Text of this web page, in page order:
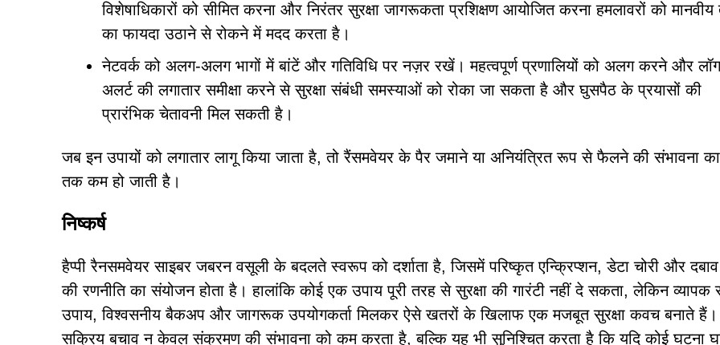
विशेषाधिकारों को सीमित करना और निरंतर सुरक्षा जागरूकता प्रशिक्षण आयोजित करना हमलावरों को मानवीय
का फायदा उठाने से रोकने में मदद करता है।
नेटवर्क को अलग-अलग भागों में बांटें और गतिविधि पर नज़र रखें। महत्वपूर्ण प्रणालियों को अलग करने और
अलर्ट की लगातार समीक्षा करने से सुरक्षा संबंधी समस्याओं को रोका जा सकता है और घुसपैठ के प्रयासों की
प्रारंभिक चेतावनी मिल सकती है।
जब इन उपायों को लगातार लागू किया जाता है, तो रैंसमवेयर के पैर जमाने या अनियंत्रित रूप से फैलने की संभावना
तक कम हो जाती है।
निष्कर्ष
हैप्पी रैनसमवेयर साइबर जबरन वसूली के बदलते स्वरूप को दर्शाता है, जिसमें परिष्कृत एन्क्रिप्शन, डेटा चोरी और
की रणनीति का संयोजन होता है। हालांकि कोई एक उपाय पूरी तरह से सुरक्षा की गारंटी नहीं दे सकता, लेकिन व्यापक
उपाय, विश्वसनीय बैकअप और जागरूक उपयोगकर्ता मिलकर ऐसे खतरों के खिलाफ एक मजबूत सुरक्षा कवच बनाते हैं।
सक्रिय बचाव न केवल संक्रमण की संभावना को कम करता है, बल्कि यह भी सुनिश्चित करता है कि यदि कोई घटना